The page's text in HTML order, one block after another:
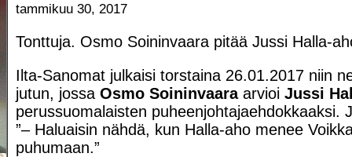
tammikuu 30, 2017
Tonttuja. Osmo Soininvaara pitää Jussi Halla-
Ilta-Sanomat julkaisi torstaina 26.01.2017 niin
jutun, jossa Osmo Soininvaara arvioi Jussi
perussuomalaisten puheenjohtajaehdokkaaksi.
”– Haluaisin nähdä, kun Halla-aho menee
puhumaan.”